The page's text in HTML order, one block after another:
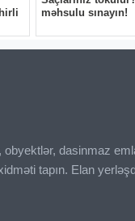
obyektlər, dasinmaz
tapın. Elan